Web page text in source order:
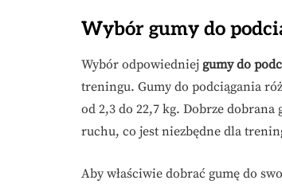
Wybór gumy do
Wybór odpowiedniej gumy do
treningu. Gumy do podciągania
od 2,3 do 22,7 kg. Dobrze
ruchu, co jest niezbędne dla
Aby właściwie dobrać gumę do